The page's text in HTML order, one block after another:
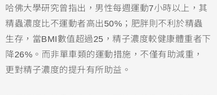
哈佛大學研究曾指出，男性每週運動7小時以上，其
精蟲濃度比不運動者高出50%；肥胖則不利於精蟲
生存，當BMI數值超過25，精子濃度較健康體重者下
降26%。而非單車類的運動措施，不僅有助減重，
更對精子濃度的提升有所助益。